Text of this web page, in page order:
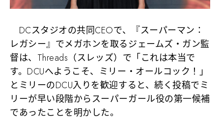
DCスタジオの共同CEOで、『スーパーマン：
レガシー』でメガホンを取るジェームズ・ガン監
督は、Threads（スレッズ）で「これは本当で
す。DCUへようこそ、ミリー・オールコック！」
とミリーのDCU入りを歓迎すると、続く投稿でミ
リーが早い段階からスーパーガール役の第一候補
であったことを明かした。